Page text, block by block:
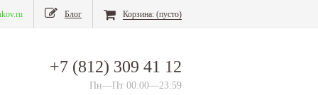
Блог Корзина: (пусто)
+7 (812) 309 41 12
Пн—Пт 00:00—23:59